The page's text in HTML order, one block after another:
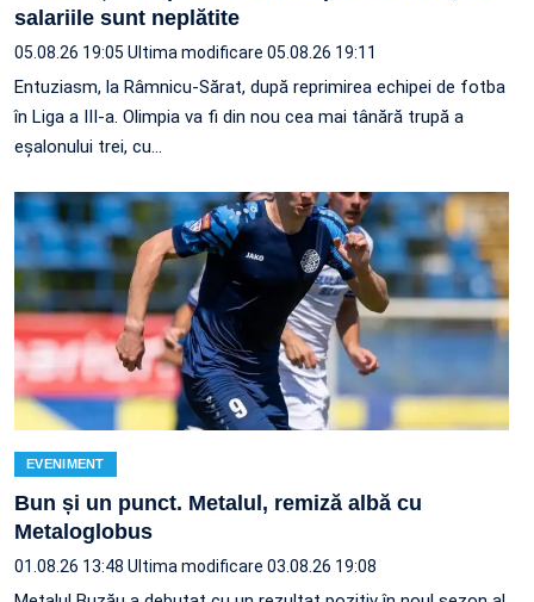
salariile sunt neplătite
05.08.26 19:05 Ultima modificare 05.08.26 19:11
Entuziasm, la Râmnicu-Sărat, după reprimirea echipei de fotba
în Liga a III-a. Olimpia va fi din nou cea mai tânără trupă a
eșalonului trei, cu…
EVENIMENT
Bun și un punct. Metalul, remiză albă cu
Metaloglobus
01.08.26 13:48 Ultima modificare 03.08.26 19:08